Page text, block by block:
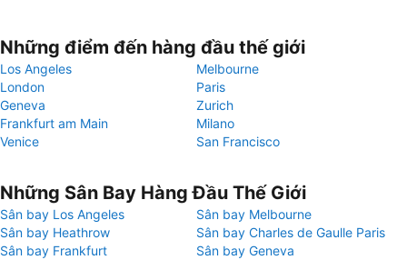
Những điểm đến hàng đầu thế giới
Los Angeles
Melbourne
London
Paris
Geneva
Zurich
Frankfurt am Main
Milano
Venice
San Francisco
Những Sân Bay Hàng Đầu Thế Giới
Sân bay Los Angeles
Sân bay Melbourne
Sân bay Heathrow
Sân bay Charles de Gaulle Paris
Sân bay Frankfurt
Sân bay Geneva